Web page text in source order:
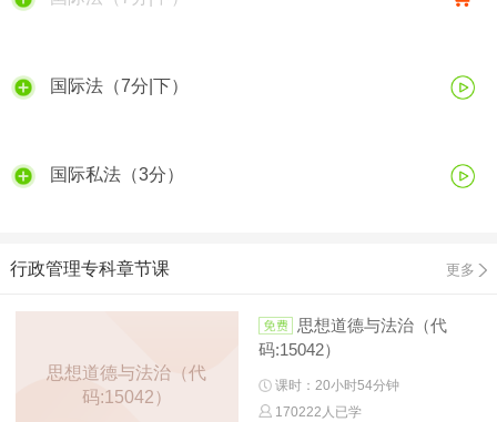
国际法（7分|下）
国际私法（3分）
行政管理专科章节课 更多
思想道德与法治（代
码:15042）
思想道德与法治（代
码:15042）
课时：20小时54分钟
170222人已学